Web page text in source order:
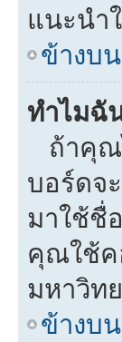
แนะนำ
ข้างบน
ทำไมฉั
ถ้าคุณ
บอร์ดจ
มาใช้ชื่
คุณใช้ค
มหาวิท
ข้างบน